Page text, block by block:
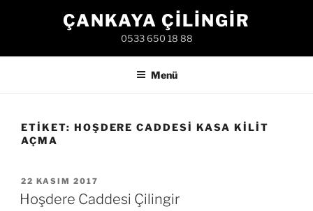
ÇANKAYA ÇILINGIR
0533 650 18 88
Menü
ETIKET: HOŞDERE CADDESI KASA KILIT
AÇMA
YAYIM
TARIHI
22 KASIM 2017
Hoşdere Caddesi Çilingir